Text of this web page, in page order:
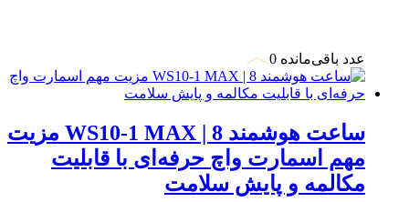
عدد باقی‌مانده 0
ساعت هوشمند WS10-1 MAX | 8 مزیت
مهم اسمارت واچ حرفه‌ای با قابلیت
مکالمه و پایش سلامت